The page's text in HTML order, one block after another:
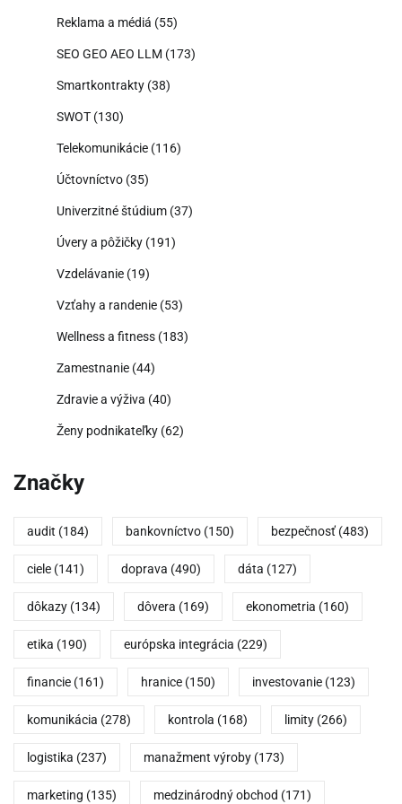
Reklama a médiá (55)
SEO GEO AEO LLM (173)
Smartkontrakty (38)
SWOT (130)
Telekomunikácie (116)
Účtovníctvo (35)
Univerzitné štúdium (37)
Úvery a pôžičky (191)
Vzdelávanie (19)
Vzťahy a randenie (53)
Wellness a fitness (183)
Zamestnanie (44)
Zdravie a výživa (40)
Ženy podnikateľky (62)
Značky
audit (184) bankovníctvo (150) bezpečnosť (483)
ciele (141) doprava (490) dáta (127)
dôkazy (134) dôvera (169) ekonometria (160)
etika (190) európska integrácia (229)
financie (161) hranice (150) investovanie (123)
komunikácia (278) kontrola (168) limity (266)
logistika (237) manažment výroby (173)
marketing (135) medzinárodný obchod (171)